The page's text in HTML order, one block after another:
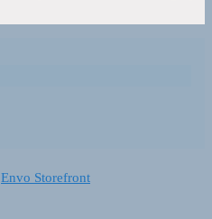
Envo Storefront